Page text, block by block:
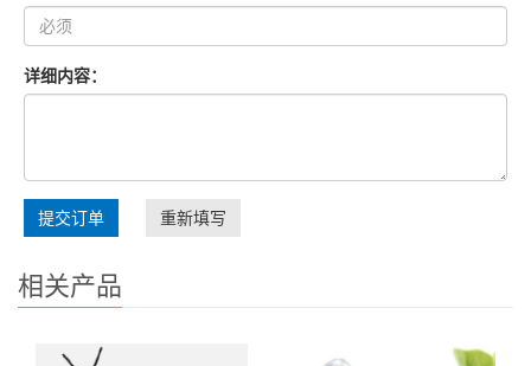
详细内容：
提交订单 重新填写
相关产品